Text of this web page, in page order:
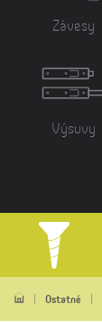
Závesy
Výsuvy
Ostatné